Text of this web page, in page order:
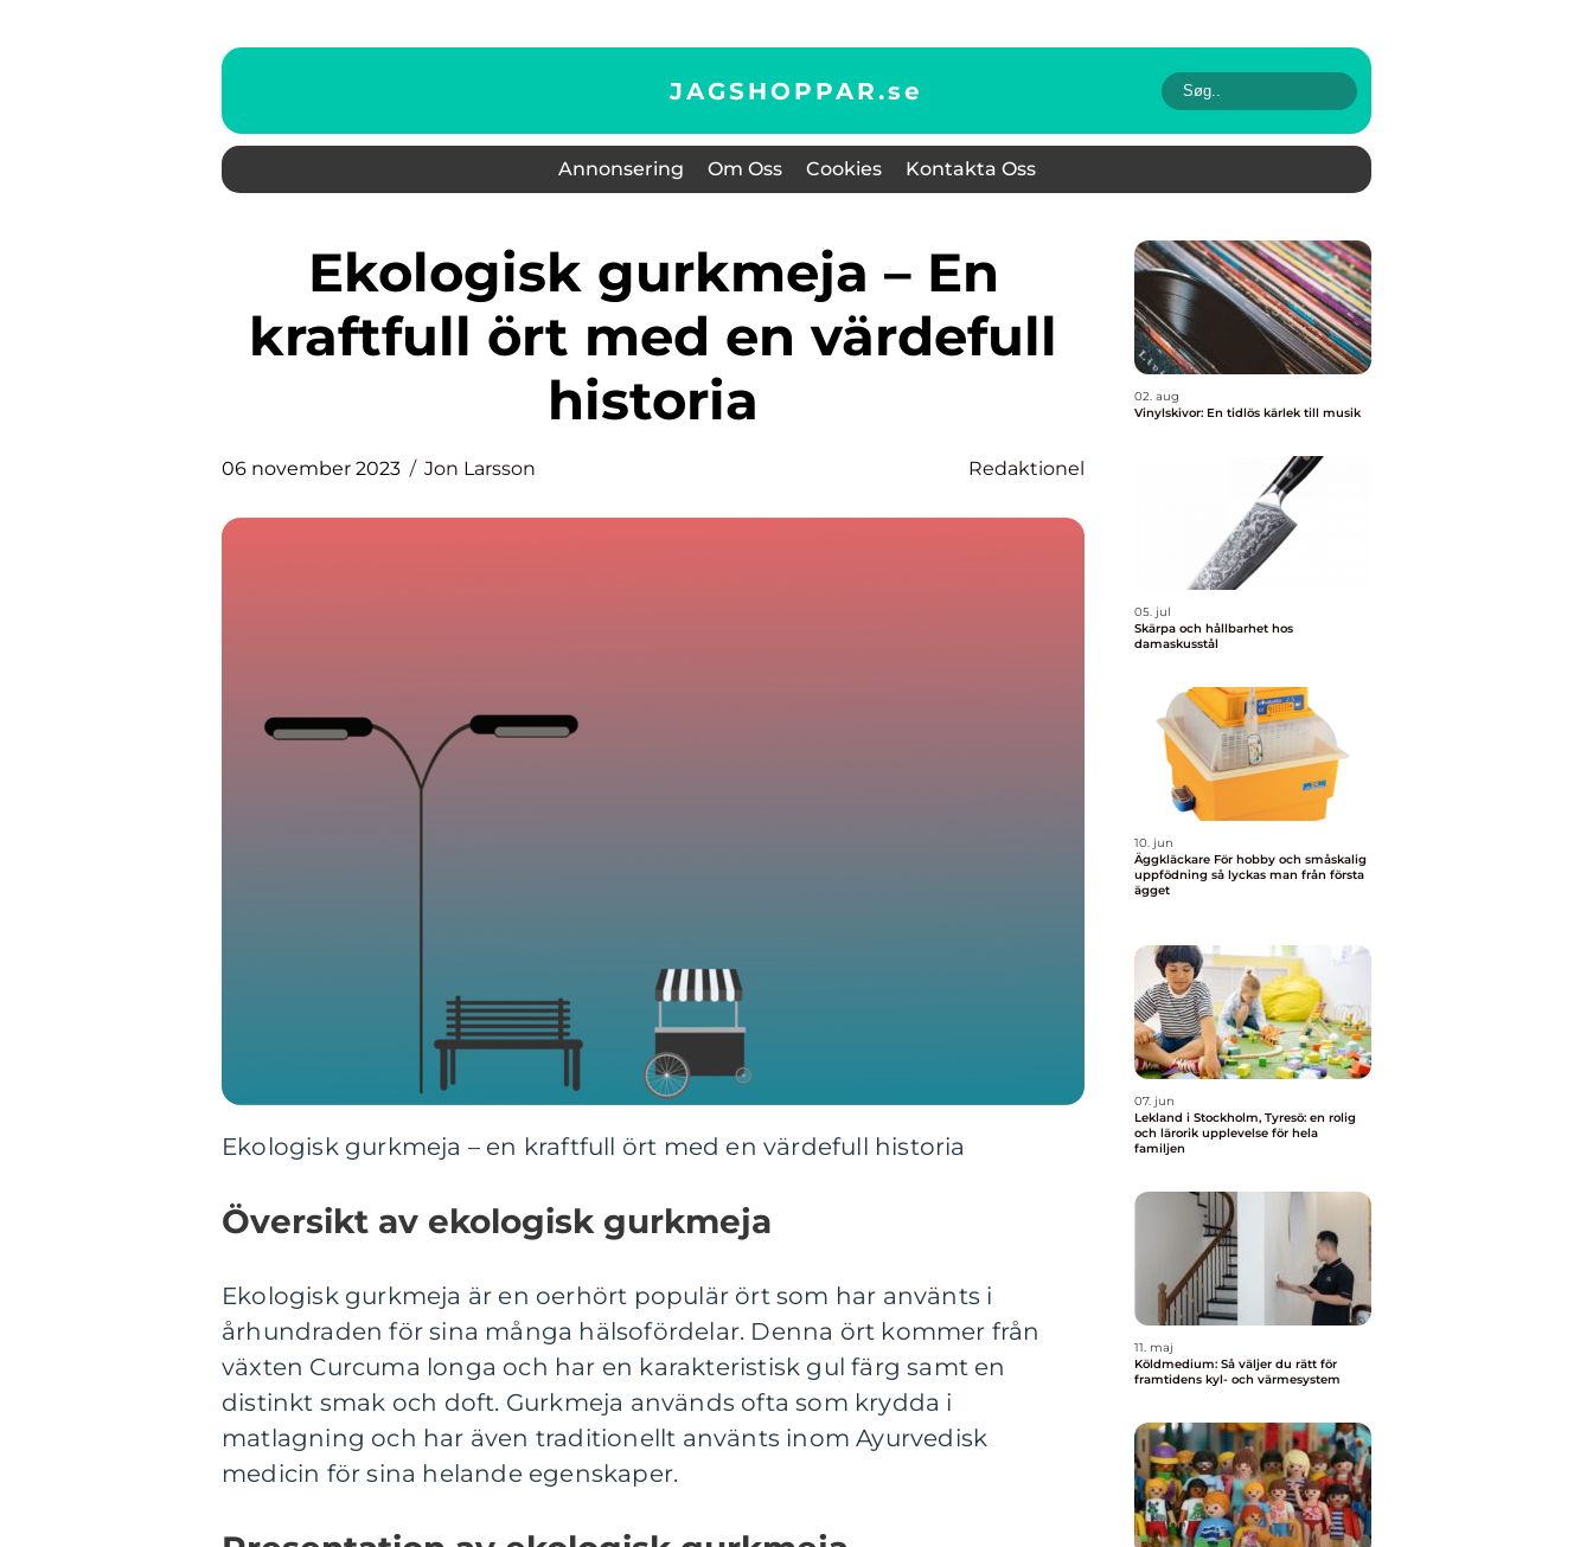
JAGSHOPPAR.se
Annonsering Om Oss Cookies Kontakta Oss
Ekologisk gurkmeja – En
kraftfull ört med en värdefull
historia
06 november 2023 Jon Larsson Redaktionel
Ekologisk gurkmeja – en kraftfull ört med en värdefull historia
Översikt av ekologisk gurkmeja
Ekologisk gurkmeja är en oerhört populär ört som har använts i
århundraden för sina många hälsofördelar. Denna ört kommer från
växten Curcuma longa och har en karakteristisk gul färg samt en
distinkt smak och doft. Gurkmeja används ofta som krydda i
matlagning och har även traditionellt använts inom Ayurvedisk
medicin för sina helande egenskaper.
02. aug
Vinylskivor: En tidlös kärlek till musik
05. jul
Skärpa och hållbarhet hos
damaskusstål
10. jun
Äggkläckare För hobby och småskalig
uppfödning så lyckas man från första
ägget
07. jun
Lekland i Stockholm, Tyresö: en rolig
och lärorik upplevelse för hela
familjen
11. maj
Köldmedium: Så väljer du rätt för
framtidens kyl- och värmesystem